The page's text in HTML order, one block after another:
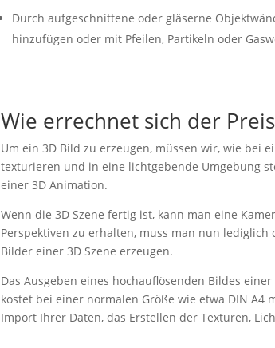
Durch aufgeschnittene oder gläserne
hinzufügen oder mit Pfeilen, Partikeln oder
Wie errechnet sich der
Um ein 3D Bild zu erzeugen, müssen wir, wie bei
texturieren und in eine lichtgebende Umgebung
einer 3D Animation.
Wenn die 3D Szene fertig ist, kann man eine
Perspektiven zu erhalten, muss man nun
Bilder einer 3D Szene erzeugen.
Das Ausgeben eines hochauflösenden Bildes
kostet bei einer normalen Größe wie etwa DIN A4
Import Ihrer Daten, das Erstellen der Texturen,